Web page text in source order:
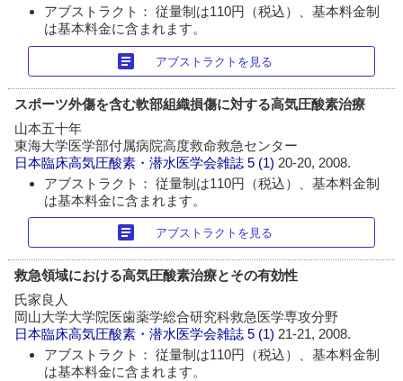
アブストラクト： 従量制は110円（税込）、基本料金制
は基本料金に含まれます。
article アブストラクトを見る
スポーツ外傷を含む軟部組織損傷に対する高気圧酸素治療
山本五十年
東海大学医学部付属病院高度救命救急センター
日本臨床高気圧酸素・潜水医学会雑誌 5 (1) 20-20, 2008.
アブストラクト： 従量制は110円（税込）、基本料金制
は基本料金に含まれます。
article アブストラクトを見る
救急領域における高気圧酸素治療とその有効性
氏家良人
岡山大学大学院医歯薬学総合研究科救急医学専攻分野
日本臨床高気圧酸素・潜水医学会雑誌 5 (1) 21-21, 2008.
アブストラクト： 従量制は110円（税込）、基本料金制
は基本料金に含まれます。